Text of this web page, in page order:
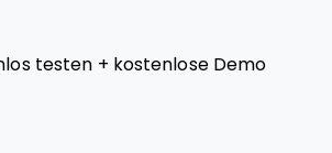
testen + kostenlose Demo